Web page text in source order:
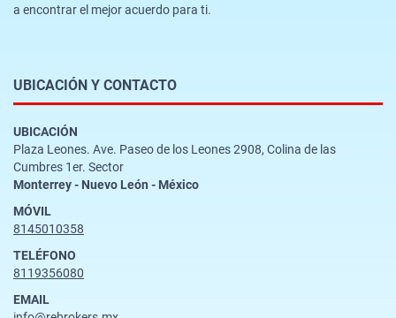
a encontrar el mejor acuerdo para ti.
UBICACIÓN Y CONTACTO
UBICACIÓN
Plaza Leones. Ave. Paseo de los Leones 2908, Colina de las
Cumbres 1er. Sector
Monterrey - Nuevo León - México
MÓVIL
8145010358
TELÉFONO
8119356080
EMAIL